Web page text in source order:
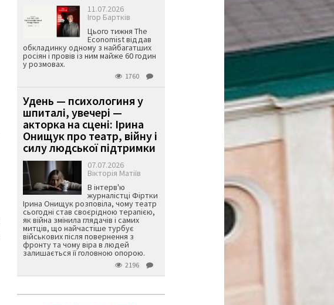
11.07.2026
Ігор Бартків
Цього тижня The
Economist віддав
обкладинку одному з найбагатших
росіян і провів із ним майже 60 годин
у розмовах.
1760
Удень — психологиня у
шпиталі, увечері —
акторка на сцені: Ірина
Онищук про театр, війну і
силу людської підтримки
07.07.2026
Вікторія Матіїв
В інтерв'ю
журналістці Фіртки
Ірина Онищук розповіла, чому театр
сьогодні став своєрідною терапією,
як війна змінила глядачів і самих
митців, що найчастіше турбує
військових після повернення з
фронту та чому віра в людей
залишається її головною опорою.
2196